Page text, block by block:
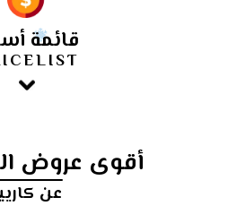
قائمة
أقوى عروض
عن